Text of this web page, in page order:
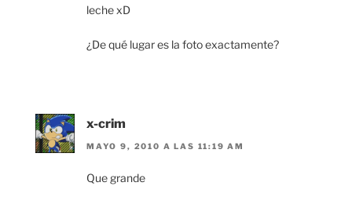
leche xD
¿De qué lugar es la foto exactamente?
x-crim
MAYO 9, 2010 A LAS 11:19 AM
Que grande